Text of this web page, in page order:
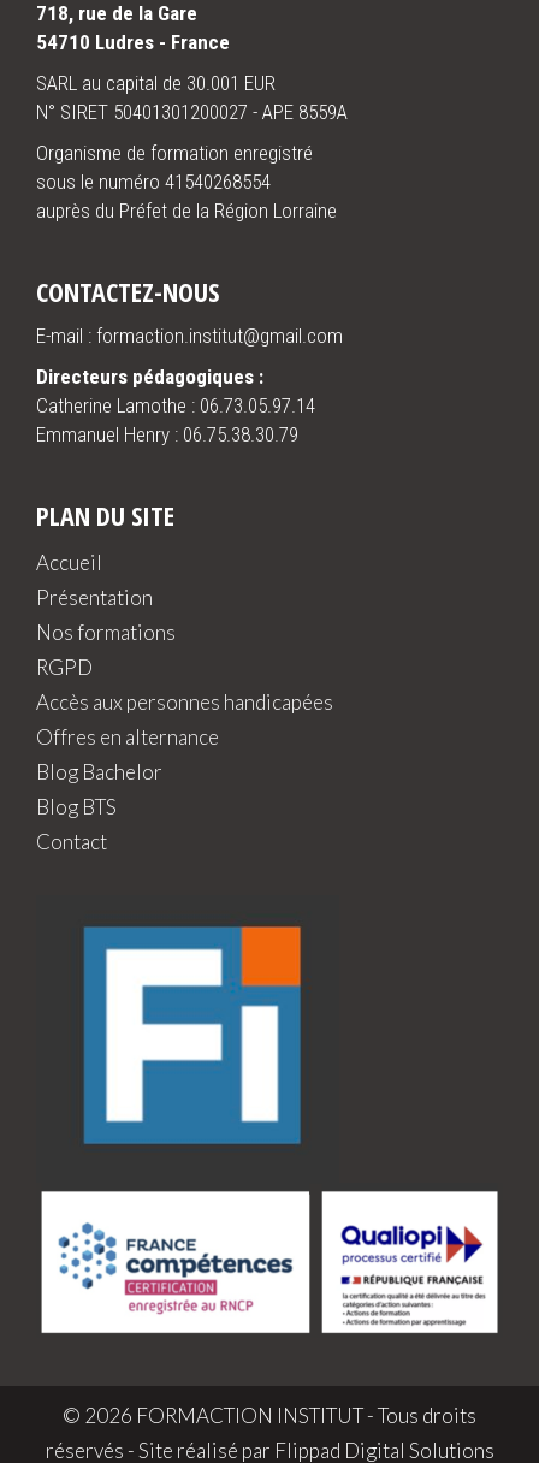
718, rue de la Gare
54710 Ludres - France
SARL au capital de 30.001 EUR
N° SIRET 50401301200027 - APE 8559A
Organisme de formation enregistré
sous le numéro 41540268554
auprès du Préfet de la Région Lorraine
CONTACTEZ-NOUS
E-mail : formaction.institut@gmail.com
Directeurs pédagogiques :
Catherine Lamothe : 06.73.05.97.14
Emmanuel Henry : 06.75.38.30.79
PLAN DU SITE
Accueil
Présentation
Nos formations
RGPD
Accès aux personnes handicapées
Offres en alternance
Blog Bachelor
Blog BTS
Contact
© 2026 FORMACTION INSTITUT - Tous droits
réservés - Site réalisé par Flippad Digital Solutions